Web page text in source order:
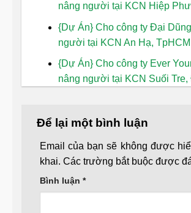
nâng người tại KCN Hiệp
{Dự Án} Cho công ty Đại
người tại KCN An Hạ, TpHCM
{Dự Án} Cho công ty Ever
nâng người tại KCN Suối
Để lại một bình luận
Email của bạn sẽ không được
khai. Các trường bắt buộc được
Bình luận *